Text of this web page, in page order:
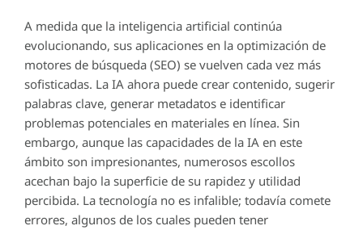
A medida que la inteligencia artificial continúa
evolucionando, sus aplicaciones en la optimización de
motores de búsqueda (SEO) se vuelven cada vez más
sofisticadas. La IA ahora puede crear contenido, sugerir
palabras clave, generar metadatos e identificar
problemas potenciales en materiales en línea. Sin
embargo, aunque las capacidades de la IA en este
ámbito son impresionantes, numerosos escollos
acechan bajo la superficie de su rapidez y utilidad
percibida. La tecnología no es infalible; todavía comete
errores, algunos de los cuales pueden tener